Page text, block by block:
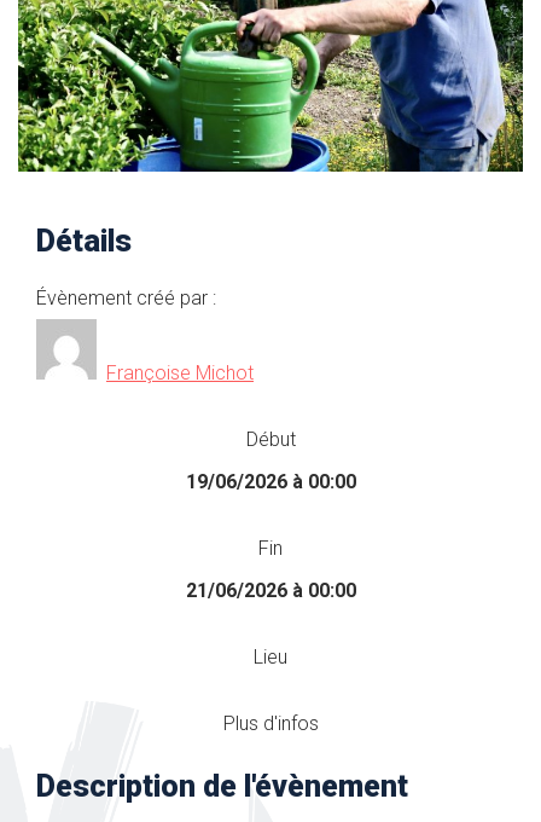
Détails
Évènement créé par :
Françoise Michot
Début
19/06/2026 à 00:00
Fin
21/06/2026 à 00:00
Lieu
Plus d'infos
Description de l'évènement